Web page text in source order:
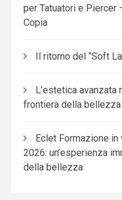
per Tatuatori e
Copia
Il ritorno del “Soft
L’estetica avanzata
frontiera della bellezza
Eclet Formazione
2026: un’esperienza
della bellezza